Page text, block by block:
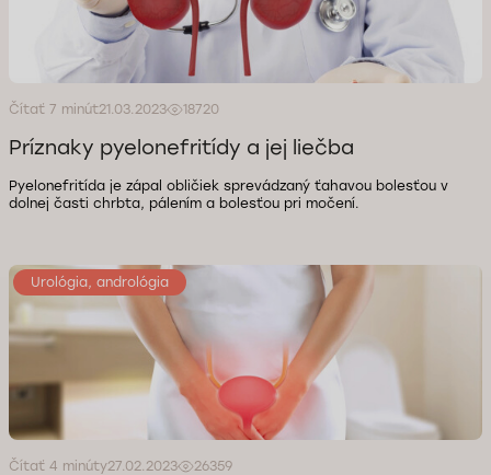
Čítať 7 minút21.03.2023 18720
Príznaky pyelonefritídy a jej liečba
Pyelonefritída je zápal obličiek sprevádzaný ťahavou bolesťou v
dolnej časti chrbta, pálením a bolesťou pri močení.
Urológia, andrológia
Čítať 4 minúty27.02.2023 26359